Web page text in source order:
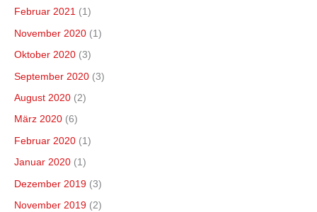
Februar 2021 (1)
November 2020 (1)
Oktober 2020 (3)
September 2020 (3)
August 2020 (2)
März 2020 (6)
Februar 2020 (1)
Januar 2020 (1)
Dezember 2019 (3)
November 2019 (2)